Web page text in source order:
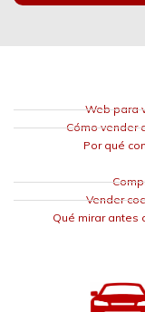
Web para
Cómo vender
Por qué
Vender
Qué mirar antes